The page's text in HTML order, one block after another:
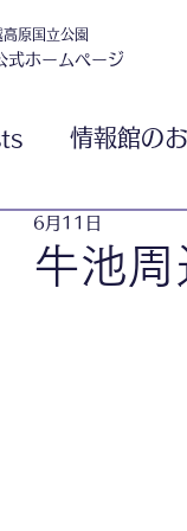
高原国立公園
式ホームページ
情報館の
牛池
6月11日